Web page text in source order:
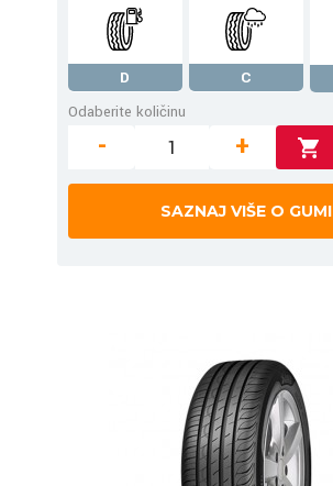
D C
Odaberite količinu
- +
SAZNAJ VIŠE O GUMI